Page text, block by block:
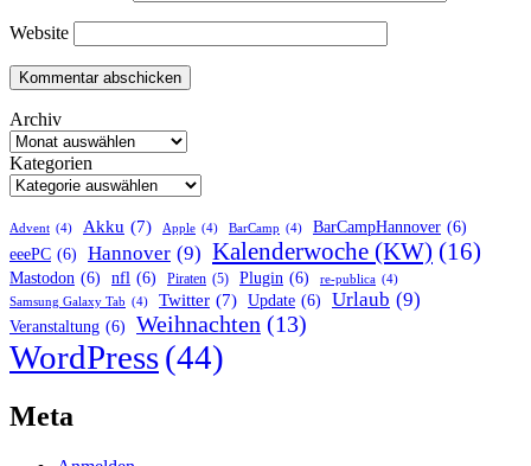
Website
Archiv
Kategorien
Advent (4) Akku (7) Apple (4) BarCamp (4) BarCampHannover (6)
eeePC (6) Hannover (9) Kalenderwoche (KW) (16)
Mastodon (6) nfl (6) Piraten (5) Plugin (6) re-publica (4)
Samsung Galaxy Tab (4) Twitter (7) Update (6) Urlaub (9)
Veranstaltung (6) Weihnachten (13)
WordPress(44)
Meta